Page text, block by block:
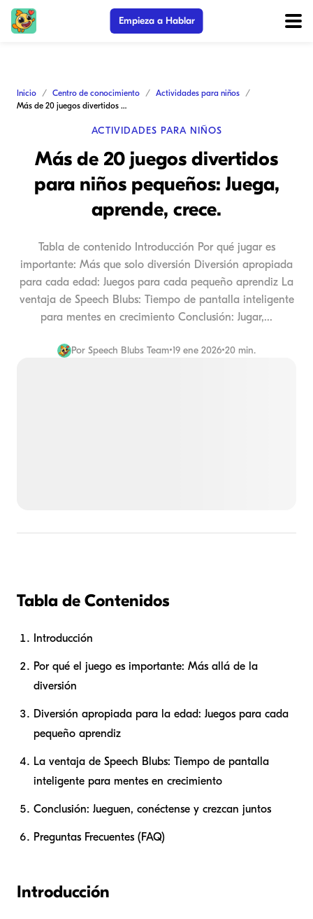
Empieza a Hablar
Inicio Centro de conocimiento
Actividades para niños
Más de 20 juegos divertidos para niños pequeños: Juega, aprende, crece.
ACTIVIDADES PARA NIÑOS
Más de 20 juegos divertidos
para niños pequeños: Juega,
aprende, crece.
Tabla de contenido Introducción Por qué jugar es
importante: Más que solo diversión Diversión apropiada
para cada edad: Juegos para cada pequeño aprendiz La
ventaja de Speech Blubs: Tiempo de pantalla inteligente
para mentes en crecimiento Conclusión: Jugar,...
Por Speech Blubs Team•19 ene 2026•20 min.
Tabla de Contenidos
Introducción
Por qué el juego es importante: Más allá de la
diversión
Diversión apropiada para la edad: Juegos para cada
pequeño aprendiz
La ventaja de Speech Blubs: Tiempo de pantalla
inteligente para mentes en crecimiento
Conclusión: Jueguen, conéctense y crezcan juntos
Preguntas Frecuentes (FAQ)
Introducción